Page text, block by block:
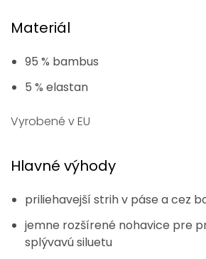
Materiál
95 % bambus
5 % elastan
Vyrobené v EU
Hlavné výhody
priliehavejší strih v páse a cez
jemne rozšírené nohavice pre
splývavú siluetu